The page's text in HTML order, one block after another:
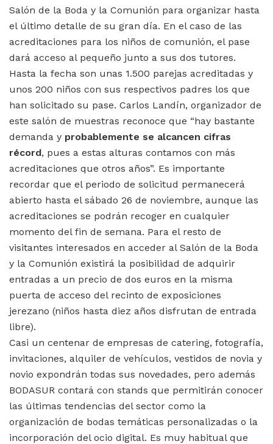
Salón de la Boda y la Comunión para organizar hasta
el último detalle de su gran día. En el caso de las
acreditaciones para los niños de comunión, el pase
dará acceso al pequeño junto a sus dos tutores.
Hasta la fecha son unas 1.500 parejas acreditadas y
unos 200 niños con sus respectivos padres los que
han solicitado su pase. Carlos Landín, organizador de
este salón de muestras reconoce que “hay bastante
demanda y probablemente se alcancen cifras
récord, pues a estas alturas contamos con más
acreditaciones que otros años”. Es importante
recordar que el periodo de solicitud permanecerá
abierto hasta el sábado 26 de noviembre, aunque las
acreditaciones se podrán recoger en cualquier
momento del fin de semana. Para el resto de
visitantes interesados en acceder al Salón de la Boda
y la Comunión existirá la posibilidad de adquirir
entradas a un precio de dos euros en la misma
puerta de acceso del recinto de exposiciones
jerezano (niños hasta diez años disfrutan de entrada
libre).
Casi un centenar de empresas de catering, fotografía,
invitaciones, alquiler de vehículos, vestidos de novia y
novio expondrán todas sus novedades, pero además
BODASUR contará con stands que permitirán conocer
las últimas tendencias del sector como la
organización de bodas temáticas personalizadas o la
incorporación del ocio digital. Es muy habitual que